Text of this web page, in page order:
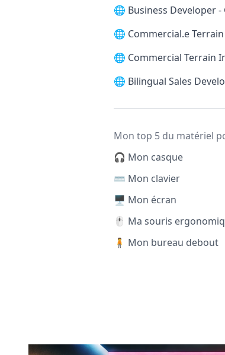
🌐 Business Developer -
🌐 Commercial.e
🌐 Commercial Terrain
🌐 Bilingual Sales
Mon top 5 du matériel
🎧 Mon casque
⌨️ Mon clavier
🖥️ Mon écran
🖱️ Ma souris
🧍 Mon bureau debout